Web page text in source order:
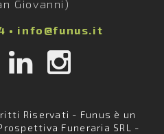
Giovanni)
• info@funus.it
Riservati - Funus è un
Funeraria SRL -